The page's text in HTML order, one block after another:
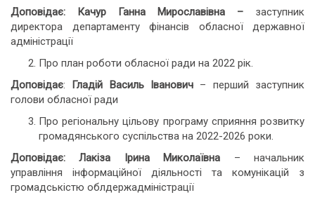
Доповідає: Качур Ганна Мирославівна – заступник
директора департаменту фінансів обласної державної
адміністрації
Про план роботи обласної ради на 2022 рік.
Доповідає: Гладій Василь Іванович – перший заступник
голови обласної ради
Про регіональну цільову програму сприяння розвитку
громадянського суспільства на 2022-2026 роки.
Доповідає: Лакіза Ірина Миколаївна – начальник
управління інформаційної діяльності та комунікацій з
громадськістю облдержадміністрації